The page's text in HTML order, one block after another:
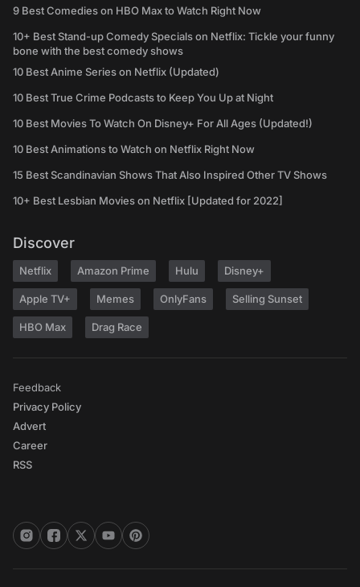
9 Best Comedies on HBO Max to Watch Right Now
10+ Best Stand-up Comedy Specials on Netflix: Tickle your funny
bone with the best comedy shows
10 Best Anime Series on Netflix (Updated)
10 Best True Crime Podcasts to Keep You Up at Night
10 Best Movies To Watch On Disney+ For All Ages (Updated!)
10 Best Animations to Watch on Netflix Right Now
15 Best Scandinavian Shows That Also Inspired Other TV Shows
10+ Best Lesbian Movies on Netflix [Updated for 2022]
Discover
Netflix Amazon Prime Hulu Disney+
Apple TV+ Memes OnlyFans Selling Sunset
HBO Max Drag Race
Feedback
Privacy Policy
Advert
Career
RSS